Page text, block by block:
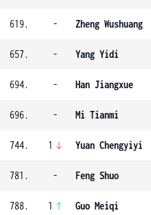
619. - Zheng Wushuang
657. - Yang Yidi
694. - Han Jiangxue
696. - Mi Tianmi
744. 1 Yuan Chengyiyi
781. - Feng Shuo
788. 1 Guo Meiqi